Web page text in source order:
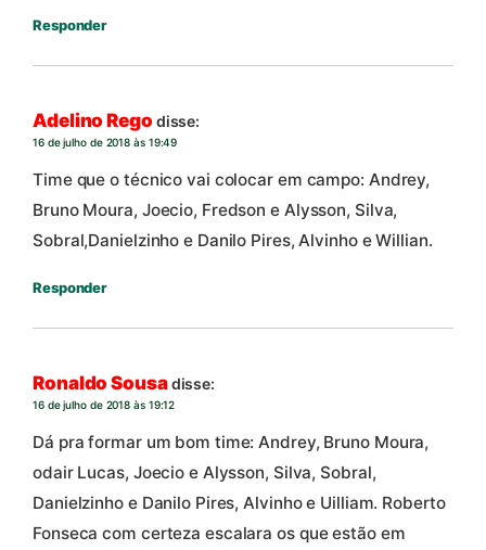
Responder
Adelino Rego disse:
16 de julho de 2018 às 19:49
Time que o técnico vai colocar em campo: Andrey,
Bruno Moura, Joecio, Fredson e Alysson, Silva,
Sobral,Danielzinho e Danilo Pires, Alvinho e Willian.
Responder
Ronaldo Sousadisse:
16 de julho de 2018 às 19:12
Dá pra formar um bom time: Andrey, Bruno Moura,
odair Lucas, Joecio e Alysson, Silva, Sobral,
Danielzinho e Danilo Pires, Alvinho e Uilliam. Roberto
Fonseca com certeza escalara os que estão em